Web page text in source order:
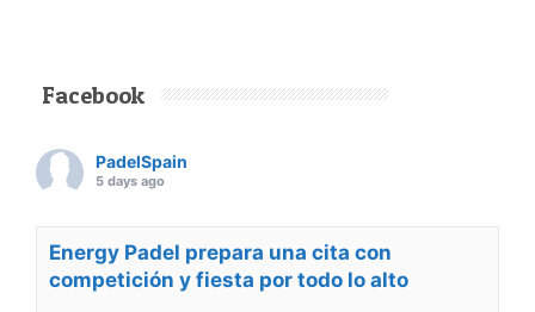
Facebook
PadelSpain
5 days ago
Energy Padel prepara una cita con
competición y fiesta por todo lo alto